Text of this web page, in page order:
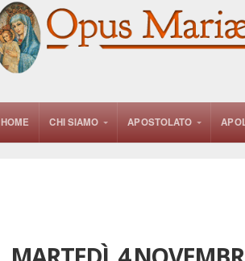
HOME CHI SIAMO APOSTOLATO